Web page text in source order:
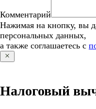
Комментарий
Нажимая на кнопку, вы
персональных данных,
а также соглашаетесь с
Налоговый